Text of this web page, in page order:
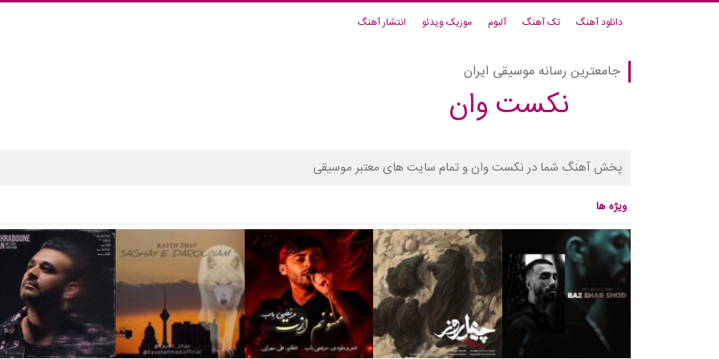
دانلود آهنگ تک آهنگ آلبوم موزیک ویدئو انتشار آهنگ
جامعترین رسانه موسیقی ایران
نکست وان
پخش آهنگ شما در نکست وان و تمام سایت های معتبر موسیقی
ویژه ها